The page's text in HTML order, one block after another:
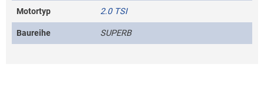
Motortyp 2.0 TSI
Baureihe SUPERB